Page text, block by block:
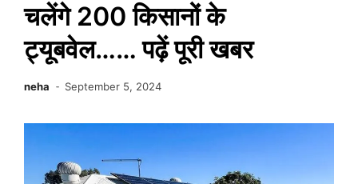
चलेंगे 200 किसानों के
ट्यूबवेल…… पढ़ें पूरी खबर
neha September 5, 2024